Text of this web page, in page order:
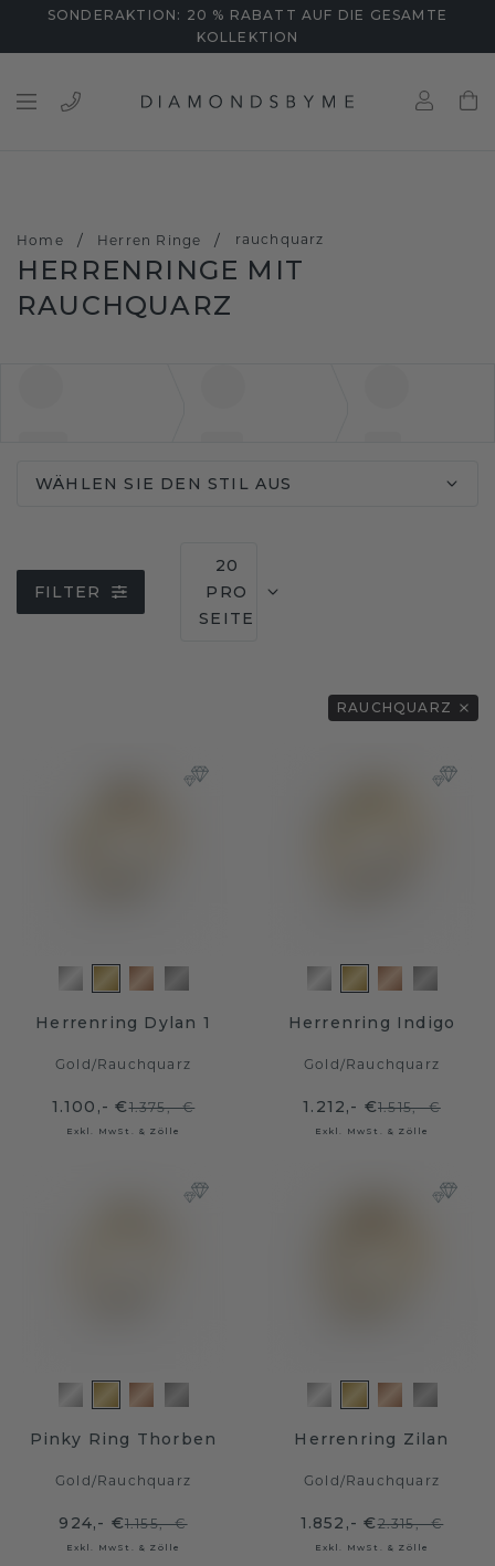
SONDERAKTION: 20 % RABATT AUF DIE GESAMTE
KOLLEKTION
Home / Herren Ringe / rauchquarz
HERRENRINGE MIT
RAUCHQUARZ
WÄHLEN SIE DEN STIL AUS
FILTER
20
PRO
SEITE
RAUCHQUARZ
Herrenring Dylan 1
Gold/Rauchquarz
1.100,- €1.375,- €
Exkl. MwSt. & Zölle
Herrenring Indigo
Gold/Rauchquarz
1.212,- €1.515,- €
Exkl. MwSt. & Zölle
Pinky Ring Thorben
Gold/Rauchquarz
924,- €1.155,- €
Exkl. MwSt. & Zölle
Herrenring Zilan
Gold/Rauchquarz
1.852,- €2.315,- €
Exkl. MwSt. & Zölle